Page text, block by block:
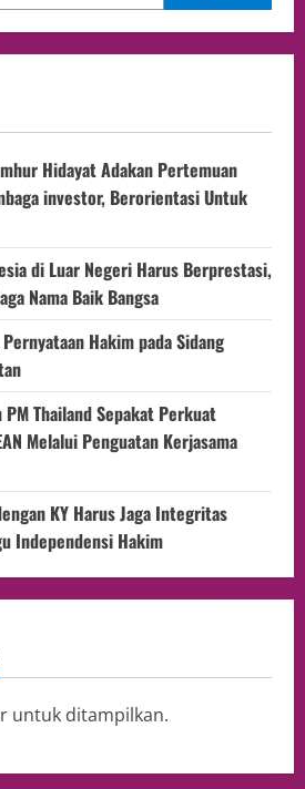
Hidayat Adakan Pertemuan
investor, Berorientasi Untuk
di Luar Negeri Harus Berprestasi,
Nama Baik Bangsa
Hakim pada Sidang
Thailand Sepakat Perkuat
Melalui Penguatan Kerjasama
KY Harus Jaga Integritas
Independensi Hakim
untuk ditampilkan.